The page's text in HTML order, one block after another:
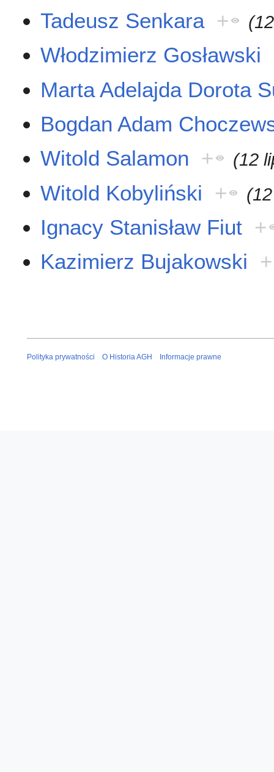
Tadeusz Senkara +
Włodzimierz Gosławski
Marta Adelajda Dorota
Bogdan Adam
Witold Salamon + (12
Witold Kobyliński +
Ignacy Stanisław Fiut +
Kazimierz Bujakowski
+
Polityka prywatności O Historia AGH Informacje prawne